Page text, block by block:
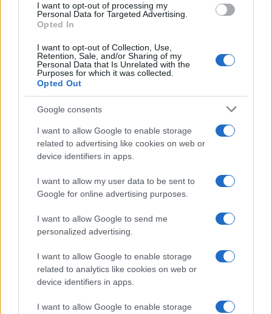
I want to opt-out of processing my
Personal Data for Targeted Advertising.
Opted In
I want to opt-out of Collection, Use,
Retention, Sale, and/or Sharing of my
Personal Data that Is Unrelated with the
Purposes for which it was collected.
Opted Out
Google consents
I want to allow Google to enable storage
related to advertising like cookies on web or
device identifiers in apps.
I want to allow my user data to be sent to
Google for online advertising purposes.
I want to allow Google to send me
personalized advertising.
I want to allow Google to enable storage
related to analytics like cookies on web or
device identifiers in apps.
I want to allow Google to enable storage
Continua a leggere
LIFESTYLE
Feng Shui: consigli per posizionare il divano in modo
Beatrice Bonaventura · 9 Ago 2026